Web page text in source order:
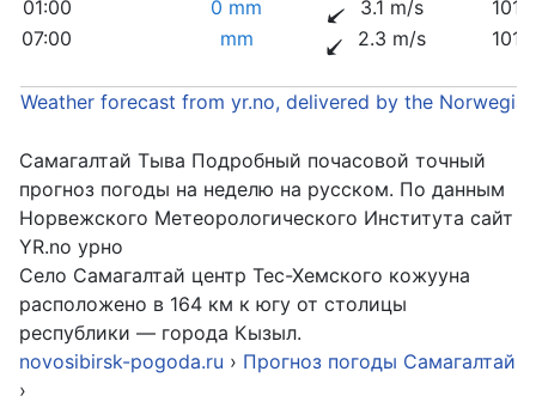
01:00
0 mm 3.1 m/s
07:00
mm 2.3 m/s
Weather forecast from yr.no, delivered by the
Самагалтай Тыва Подробный почасовой точный
прогноз погоды на неделю на русском. По данным
Норвежского Метеорологического Института сайт
YR.no урно
Село Самагалтай центр Тес-Хемского кожууна
расположено в 164 км к югу от столицы
республики — города Кызыл.
novosibirsk-pogoda.ru › Прогноз погоды Самагалтай
›